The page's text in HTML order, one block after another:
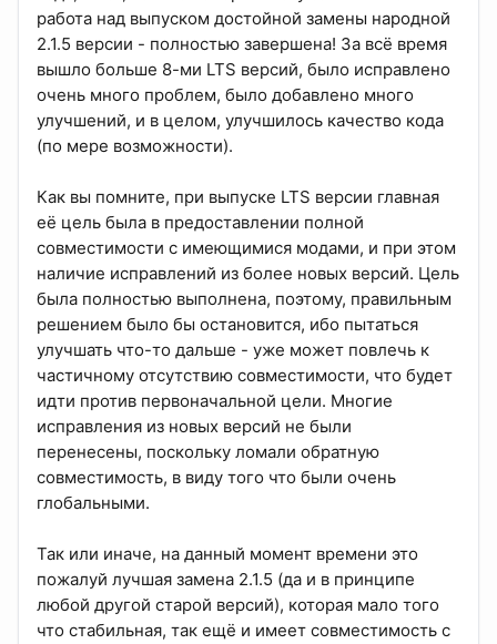
работа над выпуском достойной замены народной
2.1.5 версии - полностью завершена! За всё время
вышло больше 8-ми LTS версий, было исправлено
очень много проблем, было добавлено много
улучшений, и в целом, улучшилось качество кода
(по мере возможности).
Как вы помните, при выпуске LTS версии главная
её цель была в предоставлении полной
совместимости с имеющимися модами, и при этом
наличие исправлений из более новых версий. Цель
была полностью выполнена, поэтому, правильным
решением было бы остановится, ибо пытаться
улучшать что-то дальше - уже может повлечь к
частичному отсутствию совместимости, что будет
идти против первоначальной цели. Многие
исправления из новых версий не были
перенесены, поскольку ломали обратную
совместимость, в виду того что были очень
глобальными.
Так или иначе, на данный момент времени это
пожалуй лучшая замена 2.1.5 (да и в принципе
любой другой старой версий), которая мало того
что стабильная, так ещё и имеет совместимость с